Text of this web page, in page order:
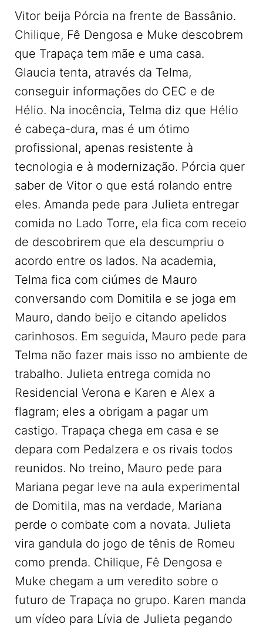
Vitor beija Pórcia na frente de Bassânio.
Chilique, Fê Dengosa e Muke descobrem
que Trapaça tem mãe e uma casa.
Glaucia tenta, através da Telma,
conseguir informações do CEC e de
Hélio. Na inocência, Telma diz que Hélio
é cabeça-dura, mas é um ótimo
profissional, apenas resistente à
tecnologia e à modernização. Pórcia quer
saber de Vitor o que está rolando entre
eles. Amanda pede para Julieta entregar
comida no Lado Torre, ela fica com receio
de descobrirem que ela descumpriu o
acordo entre os lados. Na academia,
Telma fica com ciúmes de Mauro
conversando com Domitila e se joga em
Mauro, dando beijo e citando apelidos
carinhosos. Em seguida, Mauro pede para
Telma não fazer mais isso no ambiente de
trabalho. Julieta entrega comida no
Residencial Verona e Karen e Alex a
flagram; eles a obrigam a pagar um
castigo. Trapaça chega em casa e se
depara com Pedalzera e os rivais todos
reunidos. No treino, Mauro pede para
Mariana pegar leve na aula experimental
de Domitila, mas na verdade, Mariana
perde o combate com a novata. Julieta
vira gandula do jogo de tênis de Romeu
como prenda. Chilique, Fê Dengosa e
Muke chegam a um veredito sobre o
futuro de Trapaça no grupo. Karen manda
um vídeo para Lívia de Julieta pegando